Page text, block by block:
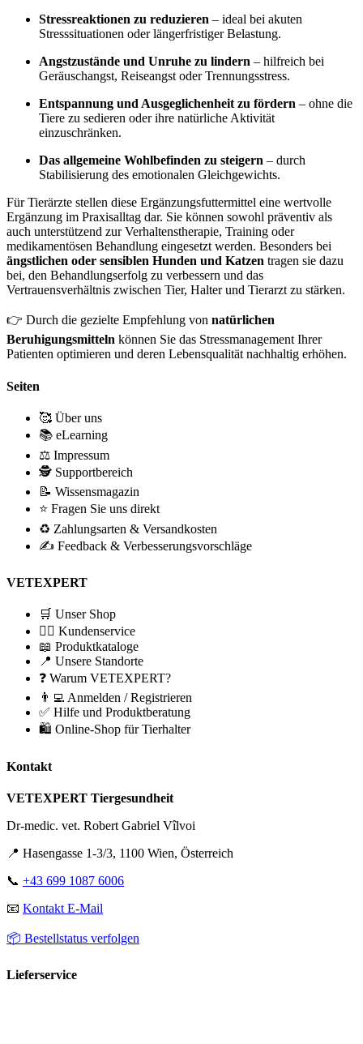
Stressreaktionen zu reduzieren – ideal bei akuten
Stresssituationen oder längerfristiger Belastung.
Angstzustände und Unruhe zu lindern – hilfreich bei
Geräuschangst, Reiseangst oder Trennungsstress.
Entspannung und Ausgeglichenheit zu fördern – ohne die
Tiere zu sedieren oder ihre natürliche Aktivität
einzuschränken.
Das allgemeine Wohlbefinden zu steigern – durch
Stabilisierung des emotionalen Gleichgewichts.
Für Tierärzte stellen diese Ergänzungsfuttermittel eine wertvolle
Ergänzung im Praxisalltag dar. Sie können sowohl präventiv als
auch unterstützend zur Verhaltenstherapie, Training oder
medikamentösen Behandlung eingesetzt werden. Besonders bei
ängstlichen oder sensiblen Hunden und Katzen tragen sie dazu
bei, den Behandlungserfolg zu verbessern und das
Vertrauensverhältnis zwischen Tier, Halter und Tierarzt zu stärken.
👉 Durch die gezielte Empfehlung von natürlichen
Beruhigungsmitteln können Sie das Stressmanagement Ihrer
Patienten optimieren und deren Lebensqualität nachhaltig erhöhen.
Seiten
🥰 Über uns
📚 eLearning
⚖️ Impressum
🕵 Supportbereich
📝 Wissensmagazin
⭐ Fragen Sie uns direkt
♻️ Zahlungsarten & Versandkosten
✍️ Feedback & Verbesserungsvorschläge
VETEXPERT
🛒 Unser Shop
🙋‍♂️ Kundenservice
📖 Produktkataloge
📍 Unsere Standorte
❓ Warum VETEXPERT?
👨‍💻 Anmelden / Registrieren
✅ Hilfe und Produktberatung
🛍️ Online-Shop für Tierhalter
Kontakt
VETEXPERT Tiergesundheit
Dr-medic. vet. Robert Gabriel Vîlvoi
📍 Hasengasse 1-3/3, 1100 Wien, Österreich
📞 +43 699 1087 6006
📧 Kontakt E-Mail
📦 Bestellstatus verfolgen
Lieferservice